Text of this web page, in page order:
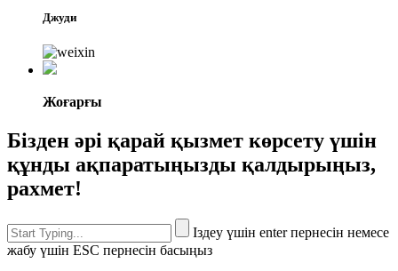
Джуди
Жоғарғы
Бізден әрі қарай қызмет көрсету үшін
құнды ақпаратыңызды қалдырыңыз,
рахмет!
Іздеу үшін enter пернесін немесе
жабу үшін ESC пернесін басыңыз